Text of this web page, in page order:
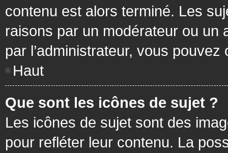
contenu est alors terminé. Les
raisons par un modérateur ou un
par l’administrateur, vous
Haut
Que sont les icônes de sujet ?
Les icônes de sujet sont des
pour refléter leur contenu. La